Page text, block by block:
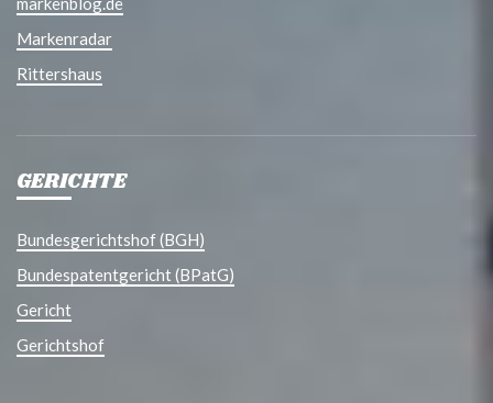
Markenradar
Rittershaus
GERICHTE
Bundesgerichtshof (BGH)
Bundespatentgericht (BPatG)
Gericht
Gerichtshof